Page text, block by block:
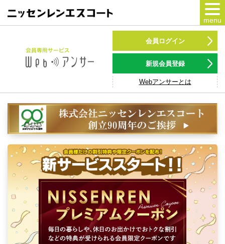
menu
カードをつかう
NSポイント
キャンペーン
会員専用サービスWebアンサー
サービス
各種ローン
お客様サポート
法人のみなさま
会員ログイン
新規会員登録
Webアンサーとは